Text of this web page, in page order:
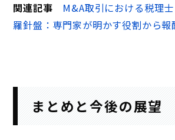
関連記事
M&A取引における税理
羅針盤：専門家が明かす役割から報
まとめと今後の展望